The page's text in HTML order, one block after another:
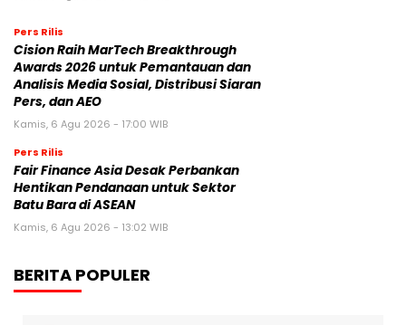
Huawei Jadi Mitra bagi Ajang GSMA
M360 ASEAN 2026
Jumat, 7 Agu 2026 - 00:42 WIB
Pers Rilis
Cision Raih MarTech Breakthrough
Awards 2026 untuk Pemantauan dan
Analisis Media Sosial, Distribusi Siaran
Pers, dan AEO
Kamis, 6 Agu 2026 - 17:00 WIB
Pers Rilis
Batu Bara di ASEAN